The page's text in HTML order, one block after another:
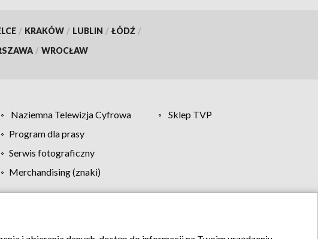
/ KRAKÓW / LUBLIN / ŁÓDŹ /
/ WROCŁAW
Naziemna Telewizja Cyfrowa
Sklep TVP
Program dla prasy
Serwis fotograficzny
Merchandising (znaki)
Biuro reklamy Kontakt